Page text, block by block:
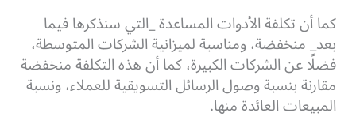
كما أن تكلفة الأدوات المساعدة _التي سنذكرها فيما
بعد_ منخفضة، ومناسبة لميزانية الشركات المتوسطة،
فضلًا عن الشركات الكبيرة، كما أن هذه التكلفة منخفضة
مقارنة بنسبة وصول الرسائل التسويقية للعملاء، ونسبة
المبيعات العائدة منها.